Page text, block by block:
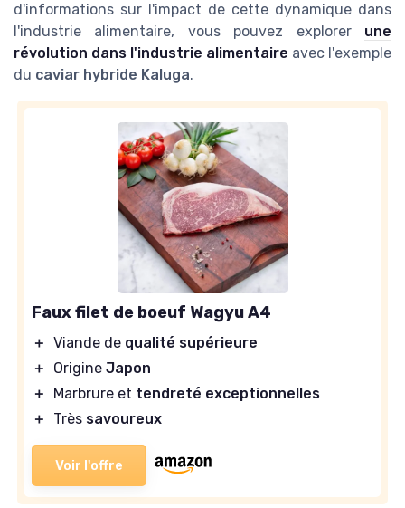
d'informations sur l'impact de cette dynamique dans
l'industrie alimentaire, vous pouvez explorer une
révolution dans l'industrie alimentaire avec l'exemple
du caviar hybride Kaluga.
Faux filet de boeuf Wagyu A4
＋ Viande de qualité supérieure
＋
Origine Japon
＋
Marbrure et tendreté exceptionnelles
＋
Très savoureux
Voir l'offre